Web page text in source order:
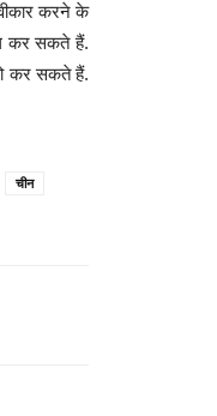
करने के
कर सकते हैं.
कर सकते हैं.
चीन